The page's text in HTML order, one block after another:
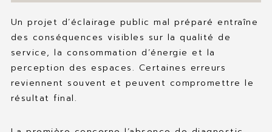
Un projet d’éclairage public mal préparé entraîne
des conséquences visibles sur la qualité de
service, la consommation d’énergie et la
perception des espaces. Certaines erreurs
reviennent souvent et peuvent compromettre le
résultat final.